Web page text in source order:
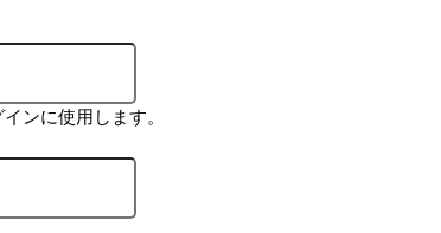
ンに使用します。